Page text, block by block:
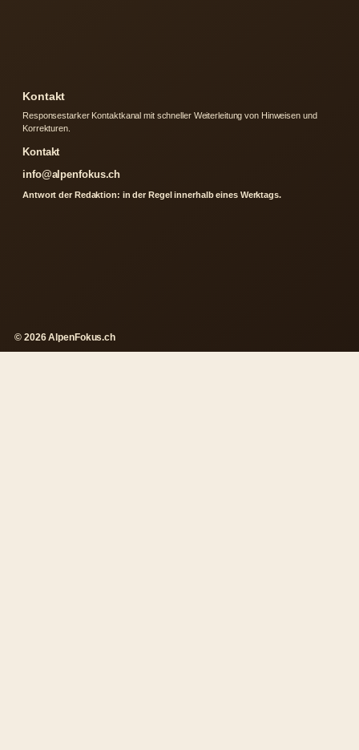
Kontakt
Responsestarker Kontaktkanal mit schneller Weiterleitung von Hinweisen und
Korrekturen.
Kontakt
info@alpenfokus.ch
Antwort der Redaktion: in der Regel innerhalb eines Werktags.
© 2026 AlpenFokus.ch